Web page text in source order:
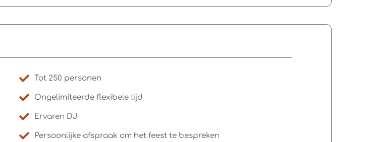
Tot 250 personen
Ongelimiteerde flexibele tijd
Ervaren DJ
Persoonlijke afspraak om het feest te bespreken